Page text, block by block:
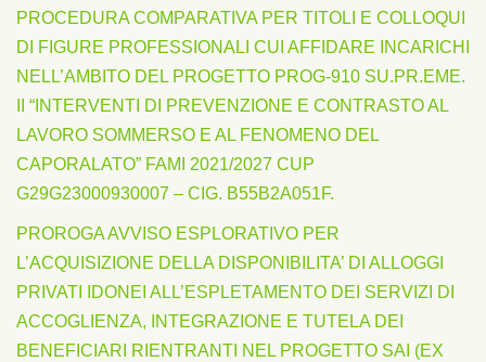
PROCEDURA COMPARATIVA PER TITOLI E COLLOQUI
DI FIGURE PROFESSIONALI CUI AFFIDARE INCARICHI
NELL’AMBITO DEL PROGETTO PROG-910 SU.PR.EME.
II “INTERVENTI DI PREVENZIONE E CONTRASTO AL
LAVORO SOMMERSO E AL FENOMENO DEL
CAPORALATO” FAMI 2021/2027 CUP
G29G23000930007 – CIG. B55B2A051F.
PROROGA AVVISO ESPLORATIVO PER
L’ACQUISIZIONE DELLA DISPONIBILITA’ DI ALLOGGI
PRIVATI IDONEI ALL’ESPLETAMENTO DEI SERVIZI DI
ACCOGLIENZA, INTEGRAZIONE E TUTELA DEI
BENEFICIARI RIENTRANTI NEL PROGETTO SAI (EX